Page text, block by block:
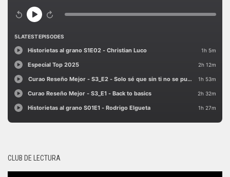
CLUB DE LECTURA